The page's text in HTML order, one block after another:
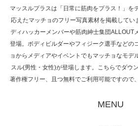
た（6/8放送）
マッスルプラスは「日常に筋肉をプラス！」を
応えたマッチョのフリー写真素材を掲載してい
ディハッカーメンバーや筋肉紳士集団ALLOUT
登場。ボディビルダーやフィジーク選手などの
ョからメディアやイベントでもマッチョなモデ
スル(男性・女性)が登場します。こちらでダウ
著作権フリー、且つ無料でご利用可能ですので
MENU